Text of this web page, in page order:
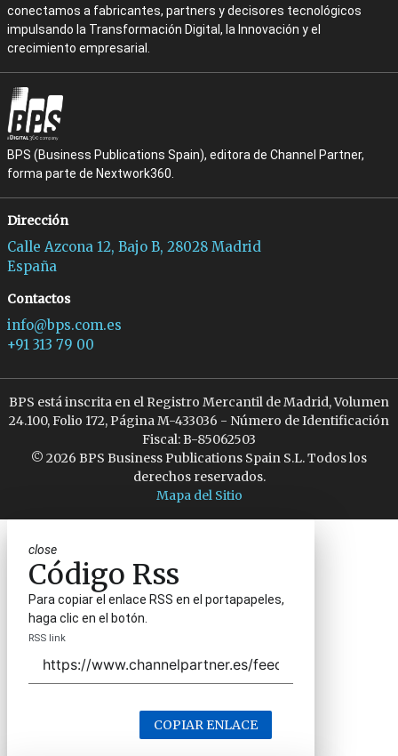
conectamos a fabricantes, partners y decisores tecnológicos
impulsando la Transformación Digital, la Innovación y el
crecimiento empresarial.
BPS (Business Publications Spain), editora de Channel Partner,
forma parte de Nextwork360.
Dirección
Calle Azcona 12, Bajo B, 28028 Madrid
España
Contactos
info@bps.com.es
+91 313 79 00
BPS está inscrita en el Registro Mercantil de Madrid, Volumen
24.100, Folio 172, Página M-433036 - Número de Identificación
Fiscal: B-85062503
© 2026 BPS Business Publications Spain S.L. Todos los
derechos reservados.
Mapa del Sitio
close
Código Rss
Para copiar el enlace RSS en el portapapeles,
haga clic en el botón.
RSS link
COPIAR ENLACE